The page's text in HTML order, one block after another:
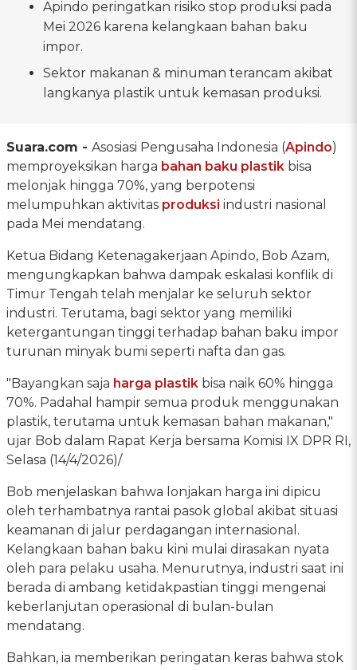
Apindo peringatkan risiko stop produksi pada
Mei 2026 karena kelangkaan bahan baku
impor.
Sektor makanan & minuman terancam akibat
langkanya plastik untuk kemasan produksi.
Suara.com - Asosiasi Pengusaha Indonesia (Apindo)
memproyeksikan harga bahan baku plastik bisa
melonjak hingga 70%, yang berpotensi
melumpuhkan aktivitas produksi industri nasional
pada Mei mendatang.
Ketua Bidang Ketenagakerjaan Apindo, Bob Azam,
mengungkapkan bahwa dampak eskalasi konflik di
Timur Tengah telah menjalar ke seluruh sektor
industri. Terutama, bagi sektor yang memiliki
ketergantungan tinggi terhadap bahan baku impor
turunan minyak bumi seperti nafta dan gas.
"Bayangkan saja harga plastik bisa naik 60% hingga
70%. Padahal hampir semua produk menggunakan
plastik, terutama untuk kemasan bahan makanan,"
ujar Bob dalam Rapat Kerja bersama Komisi IX DPR RI,
Selasa (14/4/2026)/
Bob menjelaskan bahwa lonjakan harga ini dipicu
oleh terhambatnya rantai pasok global akibat situasi
keamanan di jalur perdagangan internasional.
Kelangkaan bahan baku kini mulai dirasakan nyata
oleh para pelaku usaha. Menurutnya, industri saat ini
berada di ambang ketidakpastian tinggi mengenai
keberlanjutan operasional di bulan-bulan
mendatang.
Bahkan, ia memberikan peringatan keras bahwa stok